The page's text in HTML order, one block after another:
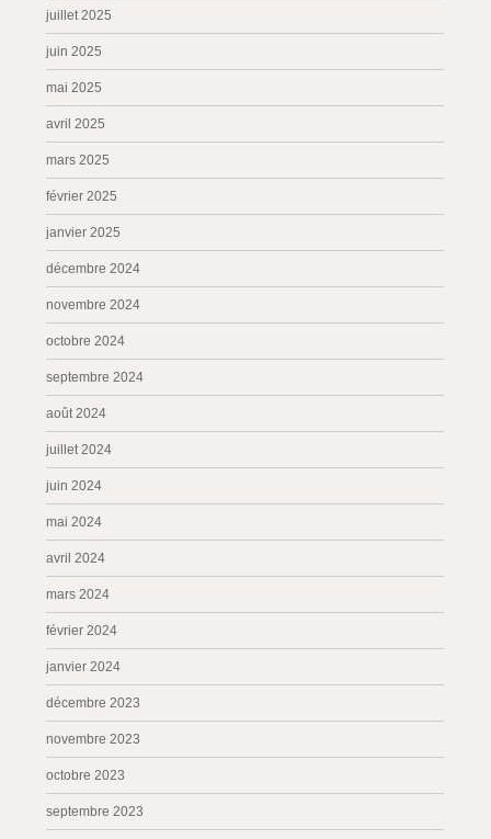
juillet 2025
juin 2025
mai 2025
avril 2025
mars 2025
février 2025
janvier 2025
décembre 2024
novembre 2024
octobre 2024
septembre 2024
août 2024
juillet 2024
juin 2024
mai 2024
avril 2024
mars 2024
février 2024
janvier 2024
décembre 2023
novembre 2023
octobre 2023
septembre 2023